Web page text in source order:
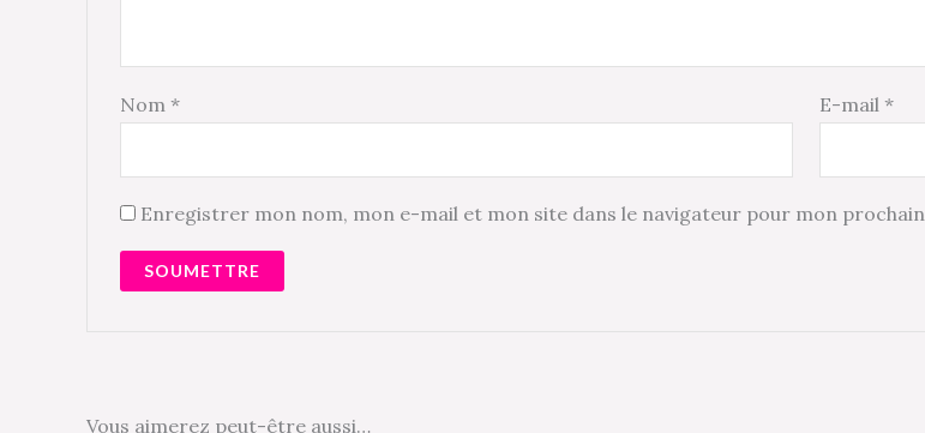
Nom * E-mail*
Enregistrer mon nom, mon e-mail et mon site dans le navigateur pour mon
Vous aimerez peut-être aussi…